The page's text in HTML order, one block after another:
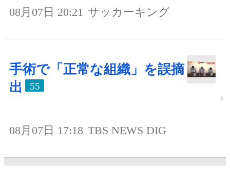
08月07日 20:21 サッカーキング
手術で「正常な組織」を誤摘
出
55
08月07日 17:18 TBS NEWS DIG